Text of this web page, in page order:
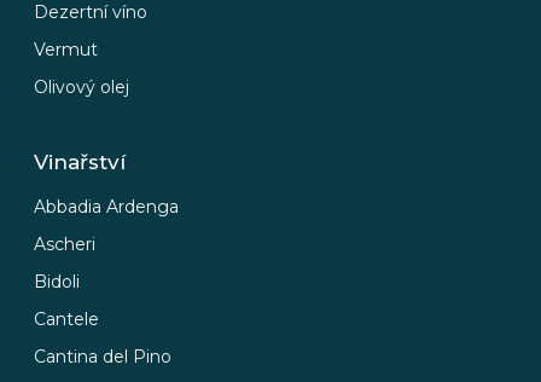
Dezertní víno
Vermut
Olivový olej
Vinařství
Abbadia Ardenga
Ascheri
Bidoli
Cantele
Cantina del Pino